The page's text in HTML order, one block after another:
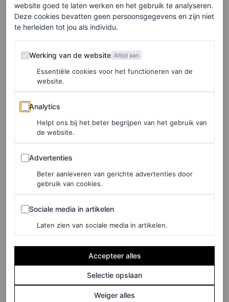
MARLOES VAN WIJNEN
Seoul als kunststad ontdekken
Net als de stad zelf is de kunstscene hier een mix van
traditioneel en modern. Voor de liefhebber van
traditionele architectuur is er het Changgyeonggung
Palace. Dongdaemun Design Plaza en Leeum Museum
of Art zijn beide een bezoek waard vanwege hun
Leeum Museum of Art werd mede ontworpen door Rem
Koolhaas en heeft expo’s waarin zowel Koreaanse
centraal staan – van kalligrafie tot keramiek – als
hedendaagse kunst.
Dongdaemun Design Plaza/Leeum Museum of Art
website goed te laten werken en het gebruik te analyseren.
Deze cookies bevatten geen persoonsgegevens en zijn niet
te herleiden tot jou als individu.
Werking van de website
Werking van de website Altijd aan
Essentiële cookies voor het functioneren van de
website.
Analytics
Analytics
Helpt ons bij het beter begrijpen van het gebruik van
de website.
Advertenties
Advertenties
Beter aanleveren van gerichte advertenties door
gebruik van cookies.
Sociale media in artikelen
Sociale media in artikelen
Laten zien van sociale media in artikelen.
Accepteer alles
Selectie opslaan
Weiger alles